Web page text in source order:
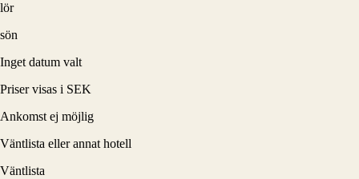
lör
sön
Inget datum valt
Priser visas i SEK
Ankomst ej möjlig
Väntlista eller annat hotell
Väntlista